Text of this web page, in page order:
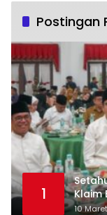
Postingan
1
Klaim
Turun
10